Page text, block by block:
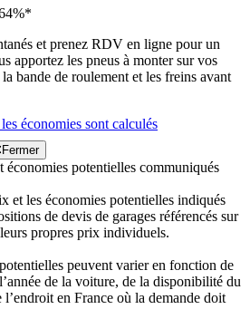
et prenez RDV en ligne pour un
apportez les pneus à monter sur vos
bande de roulement et les freins avant
économies sont calculés
Fermer
potentielles communiqués
et les économies potentielles indiqués
de devis de garages référencés sur
propres prix individuels.
peuvent varier en fonction de
de la voiture, de la disponibilité du
l’endroit en France où la demande doit